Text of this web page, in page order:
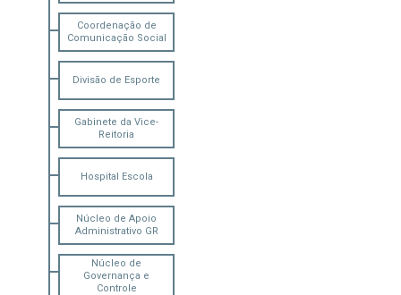
Coordenação de
Comunicação Social
Divisão de Esporte
Gabinete da Vice-
Reitoria
Hospital Escola
Núcleo de Apoio
Administrativo GR
Núcleo de
Governança e
Controle